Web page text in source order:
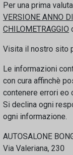
Per una prima
VERSIONE ANNO
CHILOMETRAGGIO
Visita il nostro sito
Le informazioni
con cura affinchè
contenere errori eo
Si declina ogni
ogni informazione.
AUTOSALONE
Via Valeriana, 230